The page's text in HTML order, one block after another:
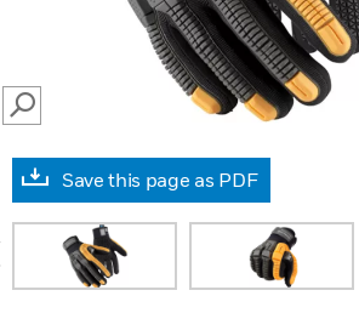
SEARCH
Save this page as PDF